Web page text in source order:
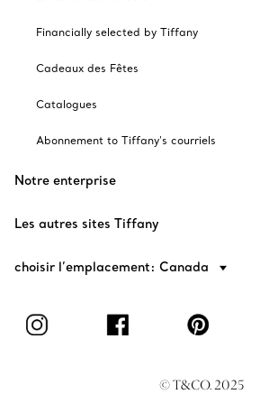
Financially selected by Tiffany
Cadeaux des Fêtes
Catalogues
Abonnement to Tiffany's courriels
Notre enterprise
Les autres sites Tiffany
choisir l’emplacement: Canada
© T&CO. 2025